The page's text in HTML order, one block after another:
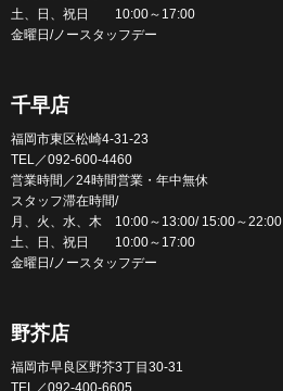
土、日、祝日 10:00～17:00
金曜日/ノースタッフデー
千早店
福岡市東区松崎4-31-23
TEL／092-600-4460
営業時間／24時間営業・年中無休
スタッフ滞在時間/
月、火、水、木 10:00～13:00/ 15:00～22:00
土、日、祝日 10:00～17:00
金曜日/ノースタッフデー
野芥店
福岡市早良区野芥3丁目30-31